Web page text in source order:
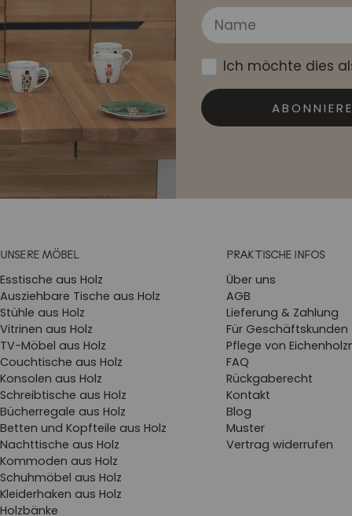
Ich möchte dies
UNSERE MÖBEL
Esstische aus Holz
Ausziehbare Tische aus Holz
Stühle aus Holz
Vitrinen aus Holz
TV-Möbel aus Holz
Couchtische aus Holz
Konsolen aus Holz
Schreibtische aus Holz
Bücherregale aus Holz
Betten und Kopfteile aus Holz
Nachttische aus Holz
Kommoden aus Holz
Schuhmöbel aus Holz
Kleiderhaken aus Holz
Holzbänke
PRAKTISCHE INFOS
Über uns
AGB
Lieferung & Zahlung
Für Geschäftskunden
Pflege von
FAQ
Rückgaberecht
Kontakt
Blog
Muster
Vertrag widerrufen